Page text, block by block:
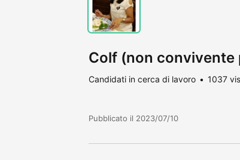
Colf (non
Candidati in cerca di lavoro 1037
Pubblicato il 2023/07/10